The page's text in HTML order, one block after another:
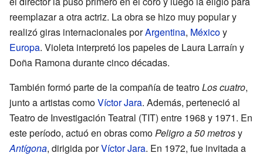
reemplazar a otra actriz. La obra se hizo muy popular y
realizó giras internacionales porArgentina, Méxicoy
Europa. Violeta interpretó los papeles de Laura Larraín y
Doña Ramona durante cinco décadas.
También formó parte de la compañía de teatroLos cuatro,
junto a artistas comoVíctor Jara. Además, perteneció al
Teatro de Investigación Teatral (TIT) entre 1968 y 1971. En
este período, actuó en obras comoPeligro a 50 metrosy
Antígona, dirigida porVíctor Jara. En 1972, fue invitada a